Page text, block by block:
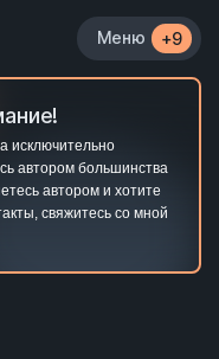
Меню +9
исключительно
автором большинства
автором и хотите
свяжитесь со мной